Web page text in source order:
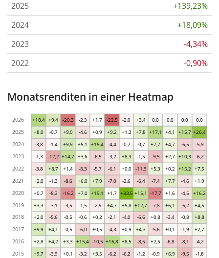
2025
+139,23%
2024
+18,09%
2023
-4,34%
2022
-0,90%
Monatsrenditen in einer Heatmap
+9,7 -3,9 +0,1 -3,2 +3,5 -6,2 -6,2 -1,2 -0,9 +6,9 -9,5 -1,8
+2,8 +4,2 +3,3 +15,4 -10,5 +16,8 +8,5 -8,5 +2,5 -6,8 -8,1 -4,2
+9,9 +4,1 -0,5 -6,0 +0,5 -4,3 +0,9 +4,3 -5,6 +0,1 -1,9 +2,7
+2,0 -5,6 -0,5 -0,6 +0,2 -2,1 -4,0 -6,6 +0,8 -3,4 -0,8 +8,8
+3,3 -3,1 -3,5 -1,5 -2,9 +4,7 +5,8 +12,7 -7,8 +6,1 -6,2 +4,5
+0,7 -8,3 -16,2 +7,0 +19,1 +1,7 +33,5 +15,1 -17,7 +1,6 -4,5 +16,2
+2,0 -1,3 -8,6 +6,0 +7,9 -7,0 -2,6 -6,4 -7,4 +7,7 -4,6 +1,9
-3,8 +8,7 +1,4 -8,3 -5,7 -6,1 +0,0 -11,9 +5,3 +0,2 +15,2 +7,5
-1,3 -12,2 +14,7 +3,6 -6,5 -3,2 +8,3 -1,5 -9,5 +2,7 +10,3 -6,2
-3,8 -1,4 +9,9 +5,1 +15,4 -4,4 -0,7 -0,7 +7,7 +4,7 -6,5 -5,9
+8,0 -0,7 +9,0 -4,6 +0,9 +9,2 +1,3 +7,8 +17,1 +4,1 +15,7 +26,4
+18,4 +9,4 -20,3 -2,3 +1,7 -22,5 -2,0 +3,4 0,0 0,0 0,0 0,0
2015
2016
2017
2018
2019
2020
2021
2022
2023
2024
2025
2026